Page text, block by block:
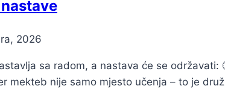
2026
sa radom, a nastava će se
mekteb nije samo mjesto učenja – to je